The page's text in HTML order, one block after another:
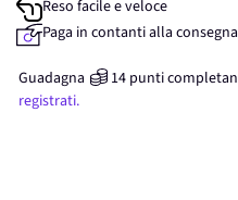
Reso facile e veloce
Paga in contanti alla consegna
Guadagna 14 punti
registrati.